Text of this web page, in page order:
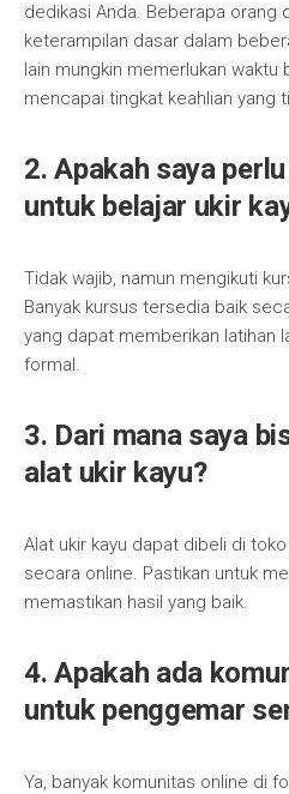
dedikasi Anda. Beberapa orang
keterampilan dasar dalam
lain mungkin memerlukan waktu
mencapai tingkat keahlian yang
2. Apakah saya
untuk belajar ukir
Tidak wajib, namun mengikuti
Banyak kursus tersedia baik
yang dapat memberikan latihan
formal.
3. Dari mana saya
alat ukir kayu?
Alat ukir kayu dapat dibeli di
secara online. Pastikan untuk
memastikan hasil yang baik.
4. Apakah ada
untuk penggemar
Ya, banyak komunitas online di